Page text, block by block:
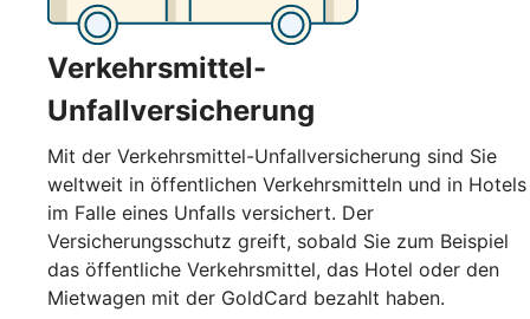
Verkehrsmittel-
Unfallversicherung
Mit der Verkehrsmittel-Unfallversicherung sind Sie
weltweit in öffentlichen Verkehrsmitteln und in Hotels
im Falle eines Unfalls versichert. Der
Versicherungsschutz greift, sobald Sie zum Beispiel
das öffentliche Verkehrsmittel, das Hotel oder den
Mietwagen mit der GoldCard bezahlt haben.